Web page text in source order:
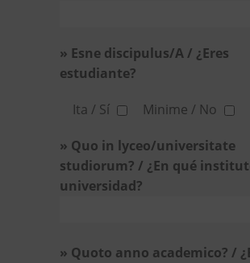
» Esne discipulus/A / ¿Eres
estudiante?
Ita / Sí Minime / No
» Quo in lyceo/universitate
studiorum? / ¿En qué
universidad?
» Quoto anno academico? /